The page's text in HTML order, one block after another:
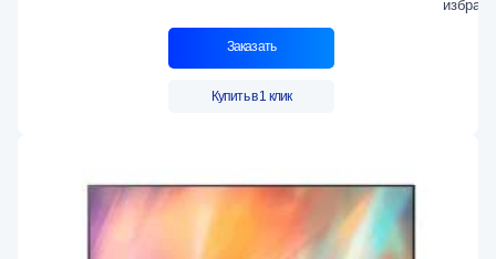
Заказать
Купить в 1 клик